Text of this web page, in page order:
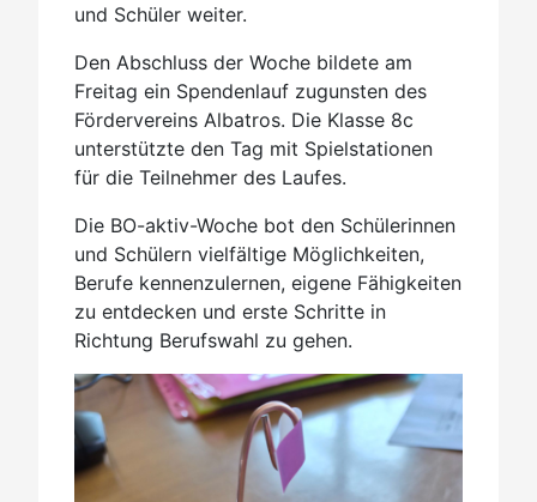
und Schüler weiter.
Den Abschluss der Woche bildete am
Freitag ein Spendenlauf zugunsten des
Fördervereins Albatros. Die Klasse 8c
unterstützte den Tag mit Spielstationen
für die Teilnehmer des Laufes.
Die BO-aktiv-Woche bot den Schülerinnen
und Schülern vielfältige Möglichkeiten,
Berufe kennenzulernen, eigene Fähigkeiten
zu entdecken und erste Schritte in
Richtung Berufswahl zu gehen.